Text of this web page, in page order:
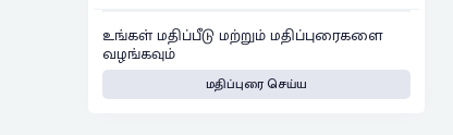
உங்கள் மதிப்பீடு மற்றும் மதிப்புரைகளை
வழங்கவும்
மதிப்புரை செய்ய